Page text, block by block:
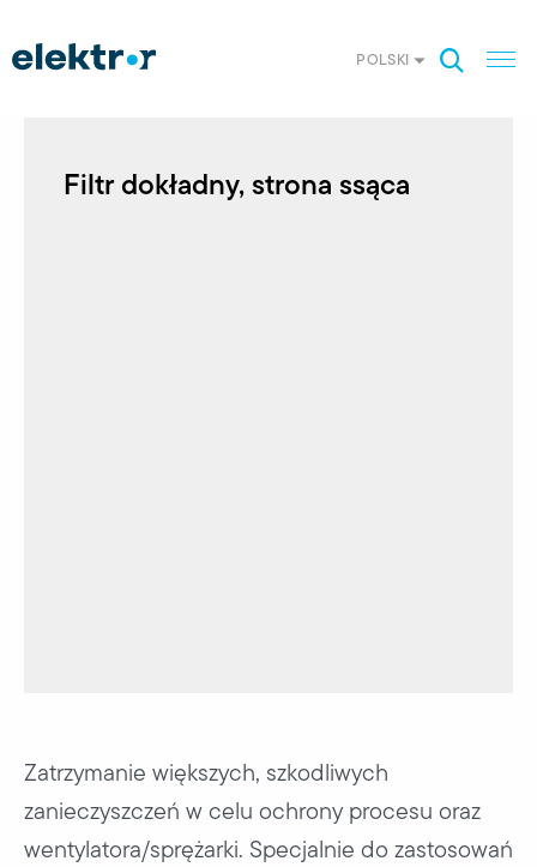
POLSKI
Filtr dokładny, strona ssąca
Zatrzymanie większych, szkodliwych
zanieczyszczeń w celu ochrony procesu oraz
wentylatora/sprężarki. Specjalnie do zastosowań